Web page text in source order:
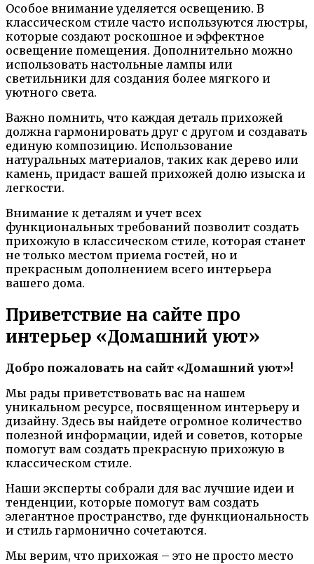
Особое внимание уделяется освещению. В
классическом стиле часто используются люстры,
которые создают роскошное и эффектное
освещение помещения. Дополнительно можно
использовать настольные лампы или
светильники для создания более мягкого и
уютного света.
Важно помнить, что каждая деталь прихожей
должна гармонировать друг с другом и создавать
единую композицию. Использование
натуральных материалов, таких как дерево или
камень, придаст вашей прихожей долю изыска и
легкости.
Внимание к деталям и учет всех
функциональных требований позволит создать
прихожую в классическом стиле, которая станет
не только местом приема гостей, но и
прекрасным дополнением всего интерьера
вашего дома.
Приветствие на сайте про
интерьер «Домашний уют»
Добро пожаловать на сайт «Домашний уют»!
Мы рады приветствовать вас на нашем
уникальном ресурсе, посвященном интерьеру и
дизайну. Здесь вы найдете огромное количество
полезной информации, идей и советов, которые
помогут вам создать прекрасную прихожую в
классическом стиле.
Наши эксперты собрали для вас лучшие идеи и
тенденции, которые помогут вам создать
элегантное пространство, где функциональность
и стиль гармонично сочетаются.
Мы верим, что прихожая – это не просто место